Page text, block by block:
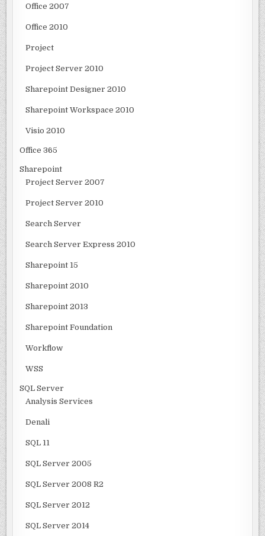
Office 2007
Office 2010
Project
Project Server 2010
Sharepoint Designer 2010
Sharepoint Workspace 2010
Visio 2010
Office 365
Sharepoint
Project Server 2007
Project Server 2010
Search Server
Search Server Express 2010
Sharepoint 15
Sharepoint 2010
Sharepoint 2013
Sharepoint Foundation
Workflow
WSS
SQL Server
Analysis Services
Denali
SQL 11
SQL Server 2005
SQL Server 2008 R2
SQL Server 2012
SQL Server 2014